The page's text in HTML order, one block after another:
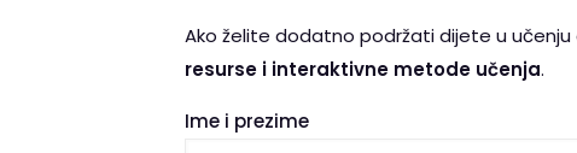
Ako želite dodatno podržati dijete u učenju
resurse i interaktivne metode učenja.
Ime i prezime